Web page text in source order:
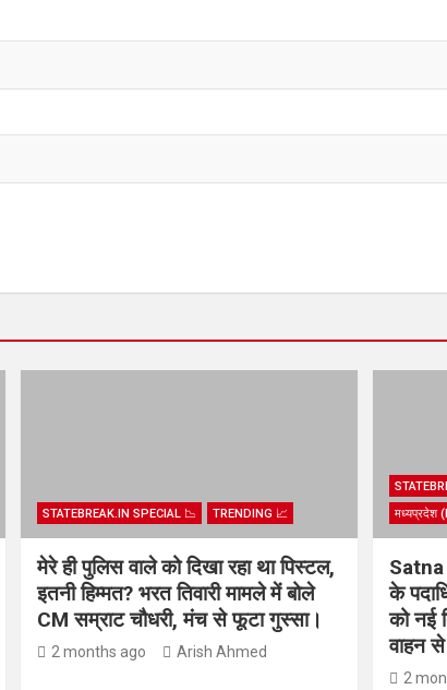
STATEBREAK.IN SPECIAL 📉 TRENDING 📈
मेरे ही पुलिस वाले को दिखा रहा था पिस्टल,
इतनी हिम्मत? भरत तिवारी मामले में बोले
CM सम्राट चौधरी, मंच से फूटा गुस्सा।
2 months ago Arish Ahmed
मध्यप्रदेश
Satna
के
को नई
वाहन से
2